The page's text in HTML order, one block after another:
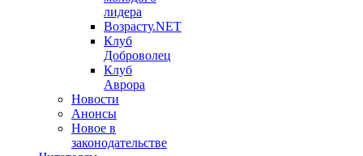
лидера
Возрасту.NET
Клуб
Доброволец
Клуб
Аврора
Новости
Анонсы
Новое в
законодательстве